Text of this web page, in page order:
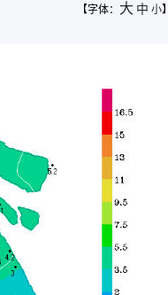
【字体： 大 中 小】